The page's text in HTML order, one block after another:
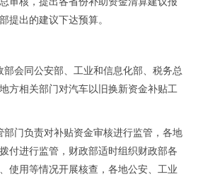
提出的建议下达预算。
同公安部、工业和信息化部、税务总
方相关部门对汽车以旧换新资金补贴工
门负责对补贴资金审核进行监管，各地
付进行监管，财政部适时组织财政部各
使用等情况开展核查，各地公安、工业